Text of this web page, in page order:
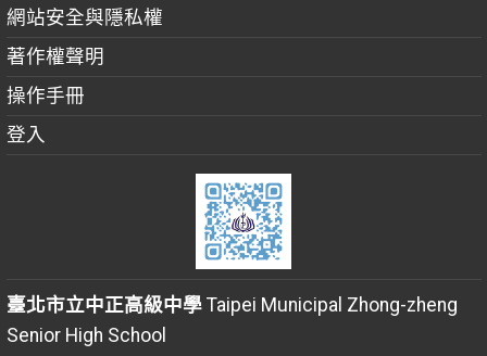
網站安全與隱私權
著作權聲明
操作手冊
登入
臺北市立中正高級中學Taipei Municipal Zhong-zheng
Senior High School